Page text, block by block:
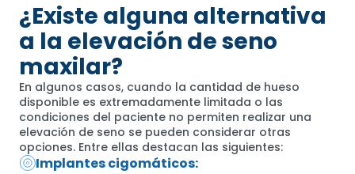
¿Existe alguna alternativa
a la elevación de seno
maxilar?
En algunos casos, cuando la cantidad de hueso
disponible es extremadamente limitada o las
condiciones del paciente no permiten realizar una
elevación de seno se pueden considerar otras
opciones. Entre ellas destacan las siguientes:
Implantes cigomáticos: